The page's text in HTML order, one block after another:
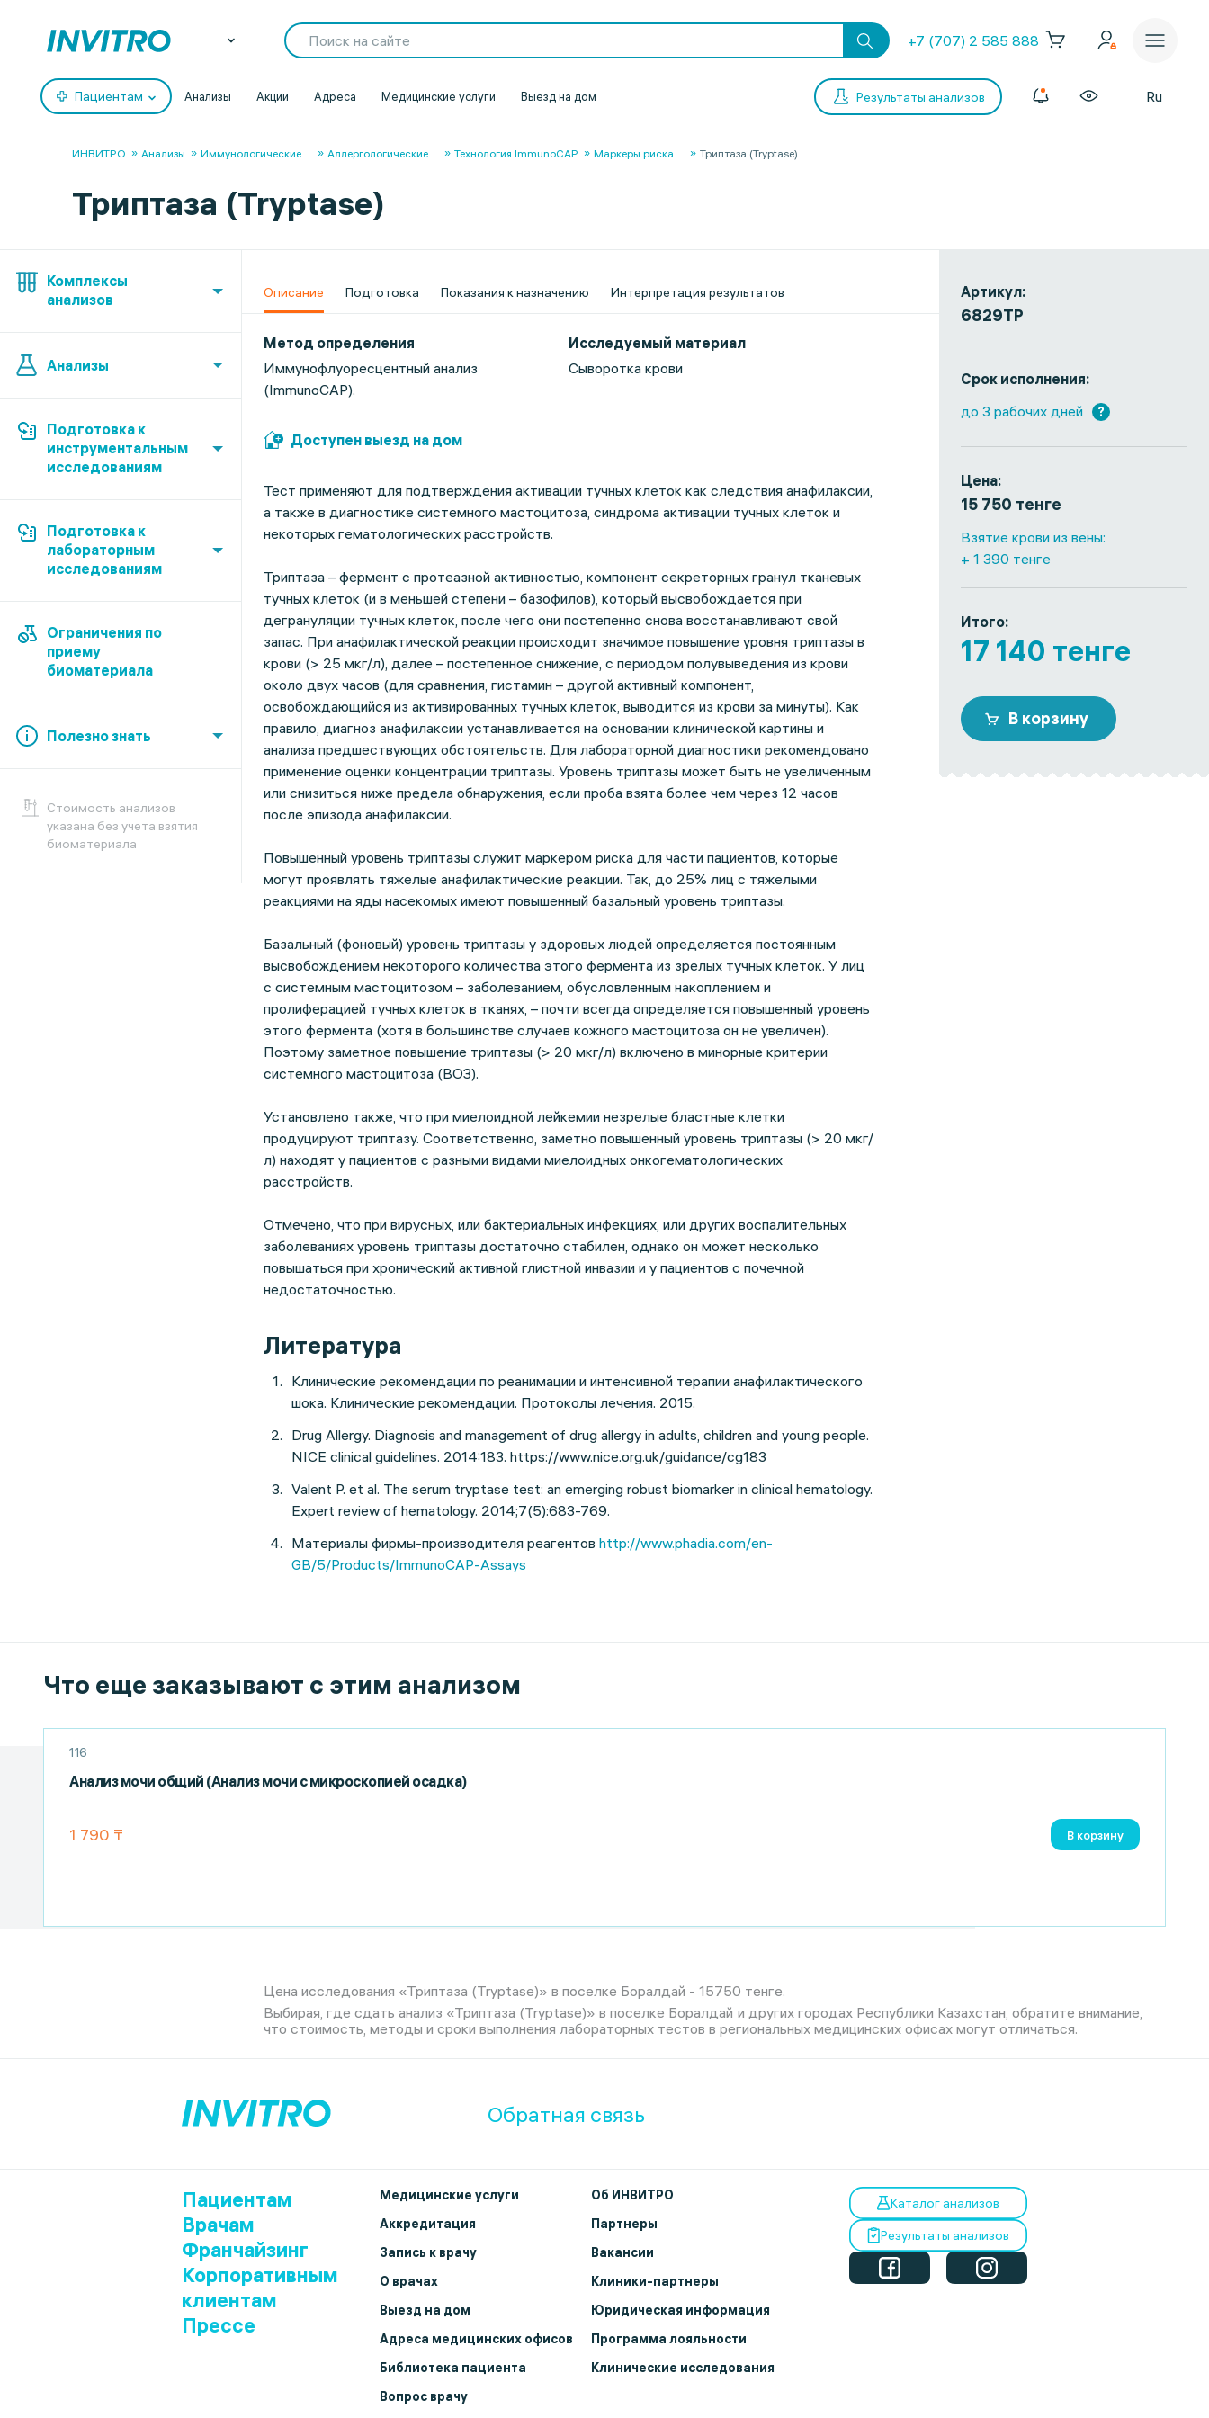
+7 (707) 2 585 888
Пациентам Анализы Акции Адреса Медицинские услуги Выезд на дом Результаты анализов Ru
ИНВИТРО Анализы Иммунологические ... Аллергологические ... Технология ImmunoCAP Маркеры риска ... Триптаза (Tryptase)
Триптаза (Tryptase)
Комплексы
анализов
Анализы
Подготовка к
инструментальным
исследованиям
Подготовка к
лабораторным
исследованиям
Ограничения по
приему
биоматериала
Полезно знать
Cтоимость анализов
указана без учета взятия
биоматериала
Артикул:
6829TP
Срок исполнения:
до 3 рабочих дней
?
Цена:
15 750 тенге
Взятие крови из вены:
+ 1 390 тенге
Итого:
17 140 тенге
В корзину
Описание Подготовка Показания к назначению Интерпретация результатов
Метод определения
Иммунофлуоресцентный анализ
(ImmunoCAP).
Исследуемый материал
Сыворотка крови
Доступен выезд на дом
Тест применяют для подтверждения активации тучных клеток как следствия анафилаксии,
а также в диагностике системного мастоцитоза, синдрома активации тучных клеток и
некоторых гематологических расстройств.
Триптаза – фермент с протеазной активностью, компонент секреторных гранул тканевых
тучных клеток (и в меньшей степени – базофилов), который высвобождается при
дегрануляции тучных клеток, после чего они постепенно снова восстанавливают свой
запас. При анафилактической реакции происходит значимое повышение уровня триптазы в
крови (> 25 мкг/л), далее – постепенное снижение, с периодом полувыведения из крови
около двух часов (для сравнения, гистамин – другой активный компонент,
освобождающийся из активированных тучных клеток, выводится из крови за минуты). Как
правило, диагноз анафилаксии устанавливается на основании клинической картины и
анализа предшествующих обстоятельств. Для лабораторной диагностики рекомендовано
применение оценки концентрации триптазы. Уровень триптазы может быть не увеличенным
или снизиться ниже предела обнаружения, если проба взята более чем через 12 часов
после эпизода анафилаксии.
Повышенный уровень триптазы служит маркером риска для части пациентов, которые
могут проявлять тяжелые анафилактические реакции. Так, до 25% лиц с тяжелыми
реакциями на яды насекомых имеют повышенный базальный уровень триптазы.
Базальный (фоновый) уровень триптазы у здоровых людей определяется постоянным
высвобождением некоторого количества этого фермента из зрелых тучных клеток. У лиц
с системным мастоцитозом – заболеванием, обусловленным накоплением и
пролиферацией тучных клеток в тканях, – почти всегда определяется повышенный уровень
этого фермента (хотя в большинстве случаев кожного мастоцитоза он не увеличен).
Поэтому заметное повышение триптазы (> 20 мкг/л) включено в минорные критерии
системного мастоцитоза (ВОЗ).
Установлено также, что при миелоидной лейкемии незрелые бластные клетки
продуцируют триптазу. Соответственно, заметно повышенный уровень триптазы (> 20 мкг/
л) находят у пациентов с разными видами миелоидных онкогематологических
расстройств.
Отмечено, что при вирусных, или бактериальных инфекциях, или других воспалительных
заболеваниях уровень триптазы достаточно стабилен, однако он может несколько
повышаться при хронический активной глистной инвазии и у пациентов с почечной
недостаточностью.
Литература
Клинические рекомендации по реанимации и интенсивной терапии анафилактического
шока. Клинические рекомендации. Протоколы лечения. 2015.
Drug Allergy. Diagnosis and management of drug allergy in adults, children and young people.
NICE clinical guidelines. 2014:183. https://www.nice.org.uk/guidance/cg183
Valent P. et al. The serum tryptase test: an emerging robust biomarker in clinical hematology.
Expert review of hematology. 2014;7(5):683-769.
Материалы фирмы-производителя реагентов http://www.phadia.com/en-
GB/5/Products/ImmunoCAP-Assays
Что еще заказывают с этим анализом
116
Анализ мочи общий (Анализ мочи с микроскопией осадка)
1 790 ₸ В корзину
Цена исследования «Триптаза (Tryptase)» в поселке Боралдай - 15750 тенге.
Выбирая, где сдать анализ «Триптаза (Tryptase)» в поселке Боралдай и других городах Республики Казахстан, обратите внимание,
что стоимость, методы и сроки выполнения лабораторных тестов в региональных медицинских офисах могут отличаться.
Обратная связь
Пациентам
Врачам
Франчайзинг
Корпоративным
клиентам
Прессе
Медицинские услуги
Аккредитация
Запись к врачу
О врачах
Выезд на дом
Адреса медицинских офисов
Библиотека пациента
Вопрос врачу
Об ИНВИТРО
Партнеры
Вакансии
Клиники-партнеры
Юридическая информация
Программа лояльности
Клинические исследования
Каталог анализов
Результаты анализов